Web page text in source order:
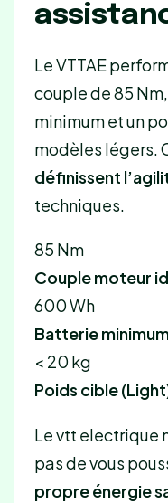
Le VTTAE
couple de 85
minimum et un
modèles légers.
définissent
techniques.
85 Nm
Couple moteur
600 Wh
Batterie
< 20 kg
Poids cible
Le vtt electrique
pas de vous
propre énergie